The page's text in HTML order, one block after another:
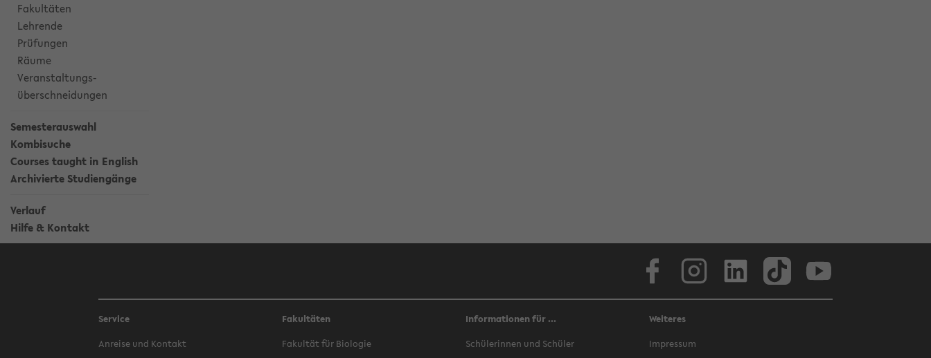
Fakultäten
Lehrende
Prüfungen
Räume
Veranstaltungs-
überschneidungen
Semesterauswahl
Kombisuche
Courses taught in English
Archivierte Studiengänge
Verlauf
Hilfe & Kontakt
Service
Anreise und Kontakt
Fakultäten
Fakultät für Biologie
Informationen für ...
Schülerinnen und Schüler
Weiteres
Impressum